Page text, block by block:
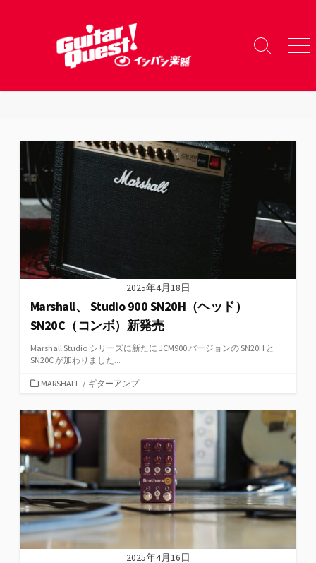
へ
検
り
メ
ー
2025年4月18日
Marshall、 Studio 900 SN20H（ヘッド）
SN20C（コンボ）新発売
Marshall Studio シリーズに新たに JCM900 バージョンの SN20H と
SN20C が加わりました...
カ
ゴ
MARSHALL / ギターアンプ
2025年4月16日